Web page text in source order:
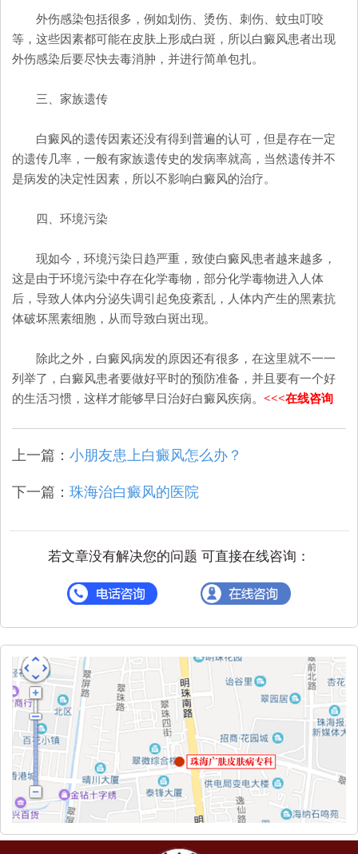
外伤感染包括很多，例如划伤、烫伤、刺伤、蚊虫叮咬
等，这些因素都可能在皮肤上形成白斑，所以白癜风患者出现
外伤感染后要尽快去毒消肿，并进行简单包扎。
三、家族遗传
白癜风的遗传因素还没有得到普遍的认可，但是存在一定
的遗传几率，一般有家族遗传史的发病率就高，当然遗传并不
是病发的决定性因素，所以不影响白癜风的治疗。
四、环境污染
现如今，环境污染日趋严重，致使白癜风患者越来越多，
这是由于环境污染中存在化学毒物，部分化学毒物进入人体
后，导致人体内分泌失调引起免疫紊乱，人体内产生的黑素抗
体破坏黑素细胞，从而导致白斑出现。
除此之外，白癜风病发的原因还有很多，在这里就不一一
列举了，白癜风患者要做好平时的预防准备，并且要有一个好
的生活习惯，这样才能够早日治好白癜风疾病。 <<<在线咨询
上一篇： 小朋友患上白癜风怎么办？
下一篇： 珠海治白癜风的医院
若文章没有解决您的问题 可直接在线咨询：